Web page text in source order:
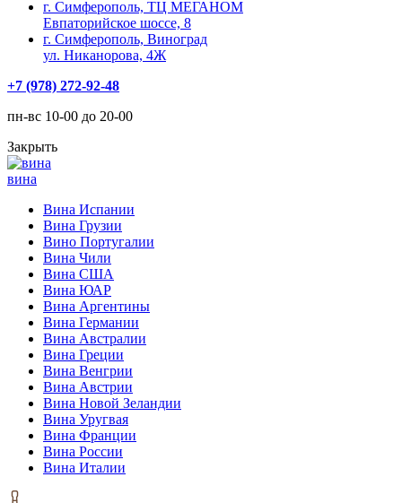
г. Симферополь, ТЦ МЕГАНОМ
Евпаторийское шоссе, 8
г. Симферополь, Виноград
ул. Никанорова, 4Ж
+7 (978) 272-92-48
пн-вс 10-00 до 20-00
Закрыть
вина
Вина Испании
Вина Грузии
Вино Португалии
Вина Чили
Вина США
Вина ЮАР
Вина Аргентины
Вина Германии
Вина Австралии
Вина Греции
Вина Венгрии
Вина Австрии
Вина Новой Зеландии
Вина Уругвая
Вина Франции
Вина России
Вина Италии